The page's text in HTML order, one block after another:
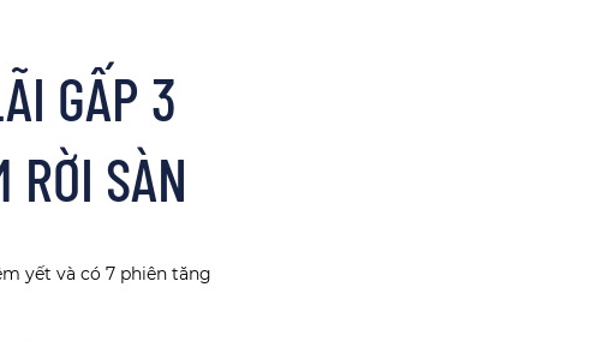
GẤP 3
RỜI SÀN
yết và có 7 phiên tăng